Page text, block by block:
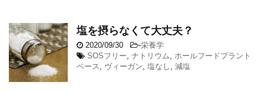
塩を摂らなくて大丈夫？
2020/09/30 -栄養学
SOSフリー ナトリウム
ホールフードプラント
ベース
ヴィーガン 塩なし 減塩